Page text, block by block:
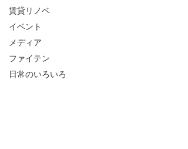
賃貸リノベ
イベント
メディア
ファイテン
日常のいろいろ